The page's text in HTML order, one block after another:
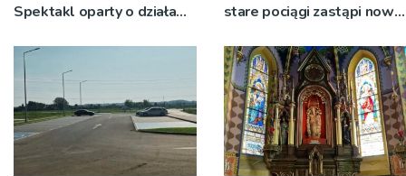
Spektakl oparty o działa
stare pociągi zastąpi nowy